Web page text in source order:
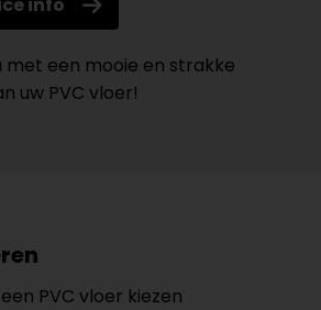
met een mooie en strakke
uw PVC vloer!
PVC vloer kiezen